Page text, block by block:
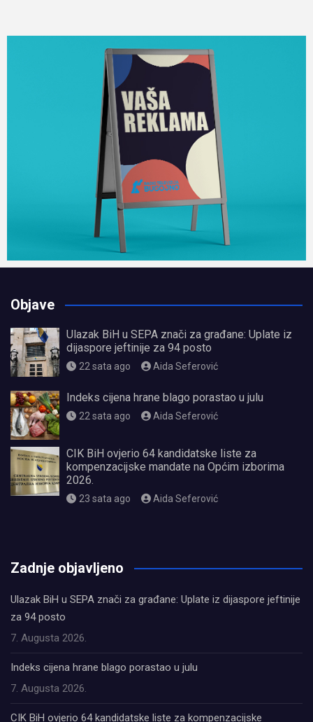
Objave
Ulazak BiH u SEPA znači za građane: Uplate iz
dijaspore jeftinije za 94 posto
22 sata ago Aida Seferović
Indeks cijena hrane blago porastao u julu
22 sata ago Aida Seferović
CIK BiH ovjerio 64 kandidatske liste za
kompenzacijske mandate na Općim izborima
2026.
23 sata ago Aida Seferović
Zadnje objavljeno
Ulazak BiH u SEPA znači za građane: Uplate iz dijaspore jeftinije
za 94 posto
7. Augusta 2026.
Indeks cijena hrane blago porastao u julu
7. Augusta 2026.
CIK BiH ovjerio 64 kandidatske liste za kompenzacijske